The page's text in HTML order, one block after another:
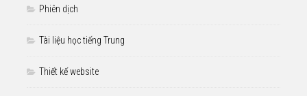
Phiên dịch
Tài liệu học tiếng Trung
Thiết kế website